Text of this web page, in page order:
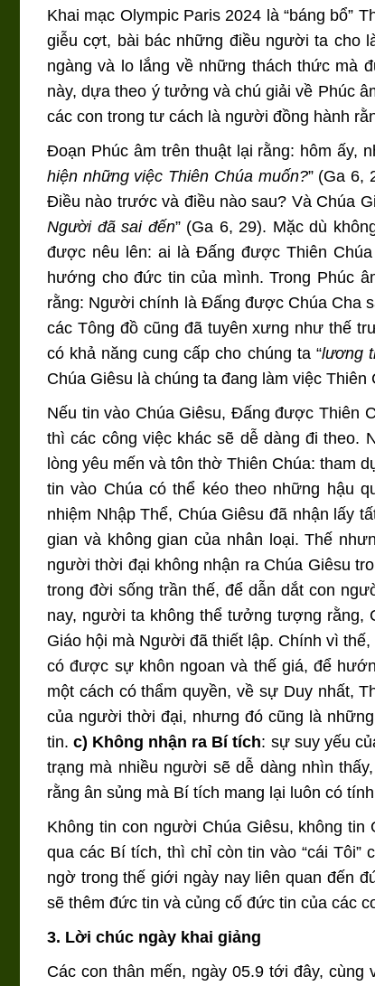
Khai mạc Olympic Paris 2024 là “báng bổ”
giễu cợt, bài bác những điều người ta cho
ngàng và lo lắng về những thách thức mà
này, dựa theo ý tưởng và chú giải về Phúc
các con trong tư cách là người đồng hành
Đoạn Phúc âm trên thuật lại rằng: hôm ấy,
hiện những việc Thiên Chúa muốn?” (Ga 6,
Điều nào trước và điều nào sau? Và Chúa
Người đã sai đến” (Ga 6, 29). Mặc dù
được nêu lên: ai là Đấng được Thiên
hướng cho đức tin của mình. Trong Phúc
rằng: Người chính là Đấng được Chúa Cha
các Tông đồ cũng đã tuyên xưng như thế
có khả năng cung cấp cho chúng ta “lương
Chúa Giêsu là chúng ta đang làm việc Thiên
Nếu tin vào Chúa Giêsu, Đấng được Thiên
thì các công việc khác sẽ dễ dàng đi theo.
lòng yêu mến và tôn thờ Thiên Chúa: tham
tin vào Chúa có thể kéo theo những hậu
nhiệm Nhập Thể, Chúa Giêsu đã nhận lấy
gian và không gian của nhân loại. Thế
người thời đại không nhận ra Chúa Giêsu
trong đời sống trần thế, để dẫn dắt con
nay, người ta không thể tưởng tượng rằng,
Giáo hội mà Người đã thiết lập. Chính vì
có được sự khôn ngoan và thế giá, để
một cách có thẩm quyền, về sự Duy nhất,
của người thời đại, nhưng đó cũng là
tin.c) Không nhận ra Bí tích: sự suy yếu
trạng mà nhiều người sẽ dễ dàng nhìn
rằng ân sủng mà Bí tích mang lại luôn có
Không tin con người Chúa Giêsu, không
qua các Bí tích, thì chỉ còn tin vào “cái
ngờ trong thế giới ngày nay liên quan đến
sẽ thêm đức tin và củng cố đức tin của các
3. Lời chúc ngày khai giảng
Các con thân mến, ngày 05.9 tới đây,